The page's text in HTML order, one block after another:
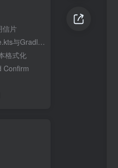
信片
Gradle简介
格式化
Confirm